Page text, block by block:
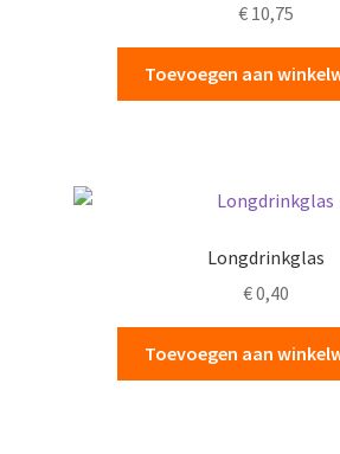
€10,75
Toevoegen aan
Longdrinkglas
€0,40
Toevoegen aan